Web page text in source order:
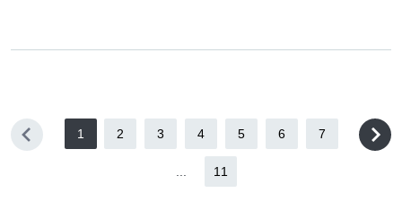
1 2 3 4 5 6 7
11